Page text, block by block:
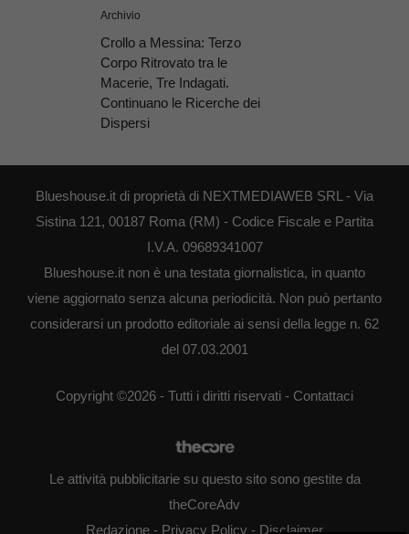
Archivio
Crollo a Messina: Terzo
Corpo Ritrovato tra le
Macerie, Tre Indagati.
Continuano le Ricerche dei
Dispersi
Blueshouse.it di proprietà di NEXTMEDIAWEB SRL - Via
Sistina 121, 00187 Roma (RM) - Codice Fiscale e Partita
I.V.A. 09689341007
Blueshouse.it non è una testata giornalistica, in quanto
viene aggiornato senza alcuna periodicità. Non può pertanto
considerarsi un prodotto editoriale ai sensi della legge n. 62
del 07.03.2001
Copyright ©2026 - Tutti i diritti riservati - Contattaci
Le attività pubblicitarie su questo sito sono gestite da
theCoreAdv
Redazione - Privacy Policy - Disclaimer